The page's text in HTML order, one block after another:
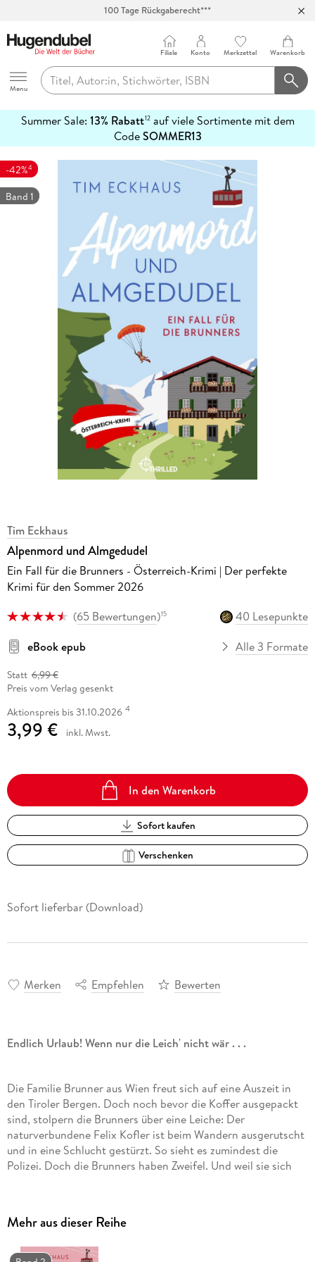
Hugendubel
Menu
Filiale Konto Merkzettel Warenkorb
Summer Sale: 13% Rabatt12auf viele Sortimente mit dem
CodeSOMMER13
erfahren
-42%4
Band 1
Tim Eckhaus
Alpenmord und Almgedudel
Ein Fall für die Brunners - Österreich-Krimi | Der perfekte
Krimi für den Sommer 2026
(65 Bewertungen)15
40 Lesepunkte
eBook epub
Alle 3 Formate
Statt 6,99 €
Preis vom Verlag gesenkt
Aktionspreis bis 31.10.2026 4
3,99 € inkl. Mwst.
In den Warenkorb
Sofort kaufen
Verschenken
Sofort lieferbar (Download)
Merken Empfehlen Bewerten
Endlich Urlaub! Wenn nur die Leich' nicht wär . . .
Die Familie Brunner aus Wien freut sich auf eine Auszeit in
den Tiroler Bergen. Doch noch bevor die Koffer ausgepackt
sind, stolpern die Brunners über eine Leiche: Der
naturverbundene Felix Kofler ist beim Wandern ausgerutscht
und in eine Schlucht gestürzt. So sieht es zumindest die
Polizei. Doch die Brunners haben Zweifel. Und weil sie sich
Ermittlungen. Dabei begegnen sie einem ehrgeizigen
Hotelier, einem kauzigen Bergbauern, jeder Menge
Geheimnissen und . . . singenden Kühen? !
Mehr aus dieser Reihe